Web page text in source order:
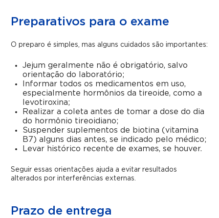
Preparativos para o exame
O preparo é simples, mas alguns cuidados são importantes:
Jejum geralmente não é obrigatório, salvo
orientação do laboratório;
Informar todos os medicamentos em uso,
especialmente hormônios da tireoide, como a
levotiroxina;
Realizar a coleta antes de tomar a dose do dia
do hormônio tireoidiano;
Suspender suplementos de biotina (vitamina
B7) alguns dias antes, se indicado pelo médico;
Levar histórico recente de exames, se houver.
Seguir essas orientações ajuda a evitar resultados
alterados por interferências externas.
Prazo de entrega